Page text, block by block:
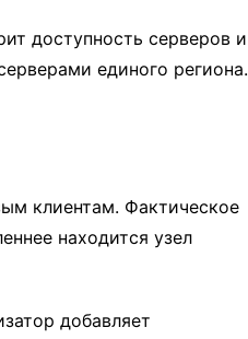
доступность серверов и
единого региона.
клиентам. Фактическое
находится узел
добавляет